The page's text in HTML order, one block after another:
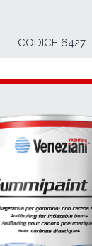
CODICE 6427